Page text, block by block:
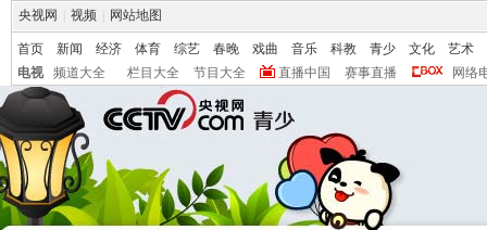
央视网 视频 网站地图
首页 新闻 经济 体育 综艺 春晚 戏曲 音乐 科教 青少 文化
艺术
电视
频道大全 栏目大全 节目大全 直播中国 赛事直播 网络